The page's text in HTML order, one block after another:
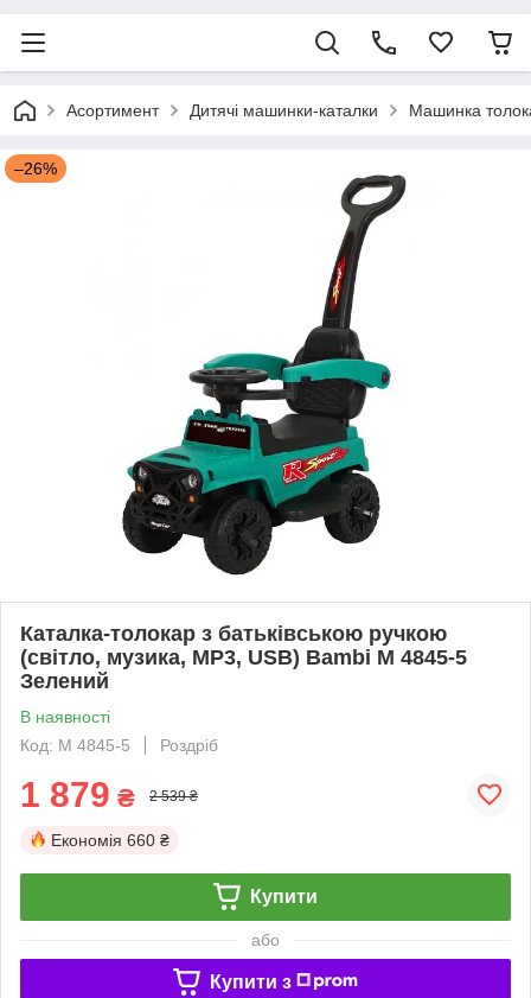
Асортимент Дитячі машинки-каталки Машинка
–26%
Каталка-толокар з батьківською ручкою
(світло, музика, MP3, USB) Bambi M 4845-5
Зелений
В наявності
Код: M 4845-5
Роздріб
1 879 ₴ 2 539 ₴
Економія 660 ₴
Купити
або
Купити з